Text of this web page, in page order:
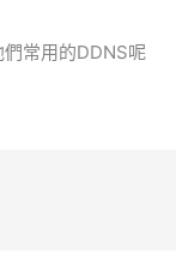
常用的DDNS呢